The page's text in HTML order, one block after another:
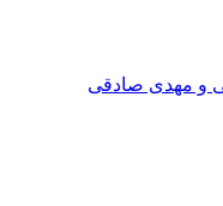
و مهدی صادقی